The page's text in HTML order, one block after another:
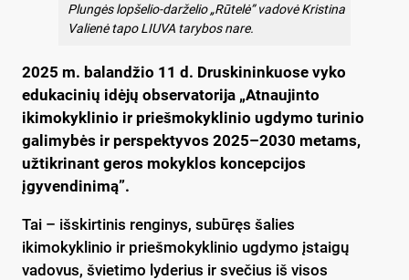
Plungės lopšelio-darželio „Rūtelė” vadovė Kristina
Valienė tapo LIUVA tarybos nare.
2025 m. balandžio 11 d. Druskininkuose vyko
edukacinių idėjų observatorija „Atnaujinto
ikimokyklinio ir priešmokyklinio ugdymo turinio
galimybės ir perspektyvos 2025–2030 metams,
užtikrinant geros mokyklos koncepcijos
įgyvendinimą”.
Tai – išskirtinis renginys, subūręs šalies
ikimokyklinio ir priešmokyklinio ugdymo įstaigų
vadovus, švietimo lyderius ir svečius iš visos